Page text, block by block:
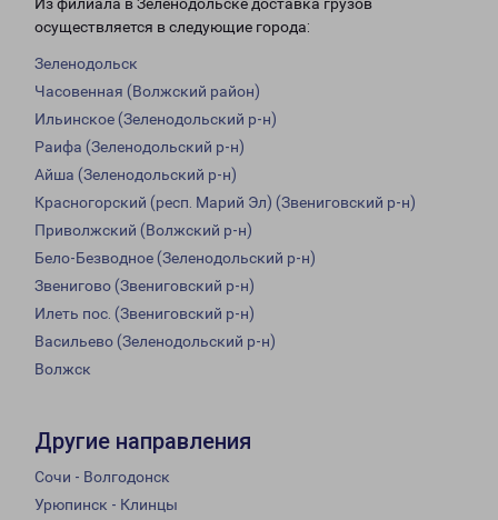
Из филиала в Зеленодольске доставка грузов
осуществляется в следующие города:
Зеленодольск
Часовенная (Волжский район)
Ильинское (Зеленодольский р-н)
Раифа (Зеленодольский р-н)
Айша (Зеленодольский р-н)
Красногорский (респ. Марий Эл) (Звениговский р-н)
Приволжский (Волжский р-н)
Бело-Безводное (Зеленодольский р-н)
Звенигово (Звениговский р-н)
Илеть пос. (Звениговский р-н)
Васильево (Зеленодольский р-н)
Волжск
Другие направления
Сочи - Волгодонск
Урюпинск - Клинцы